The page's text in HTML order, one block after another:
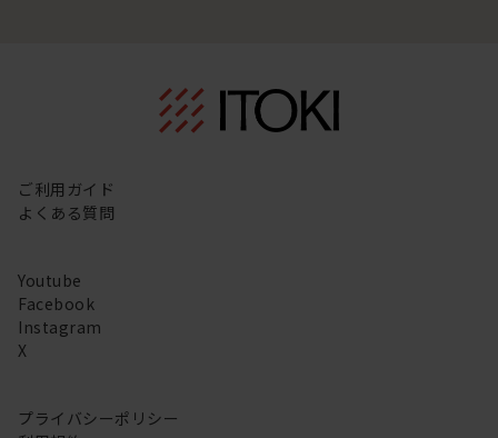
ご利用ガイド
よくある質問
Youtube
Facebook
Instagram
X
プライバシーポリシー